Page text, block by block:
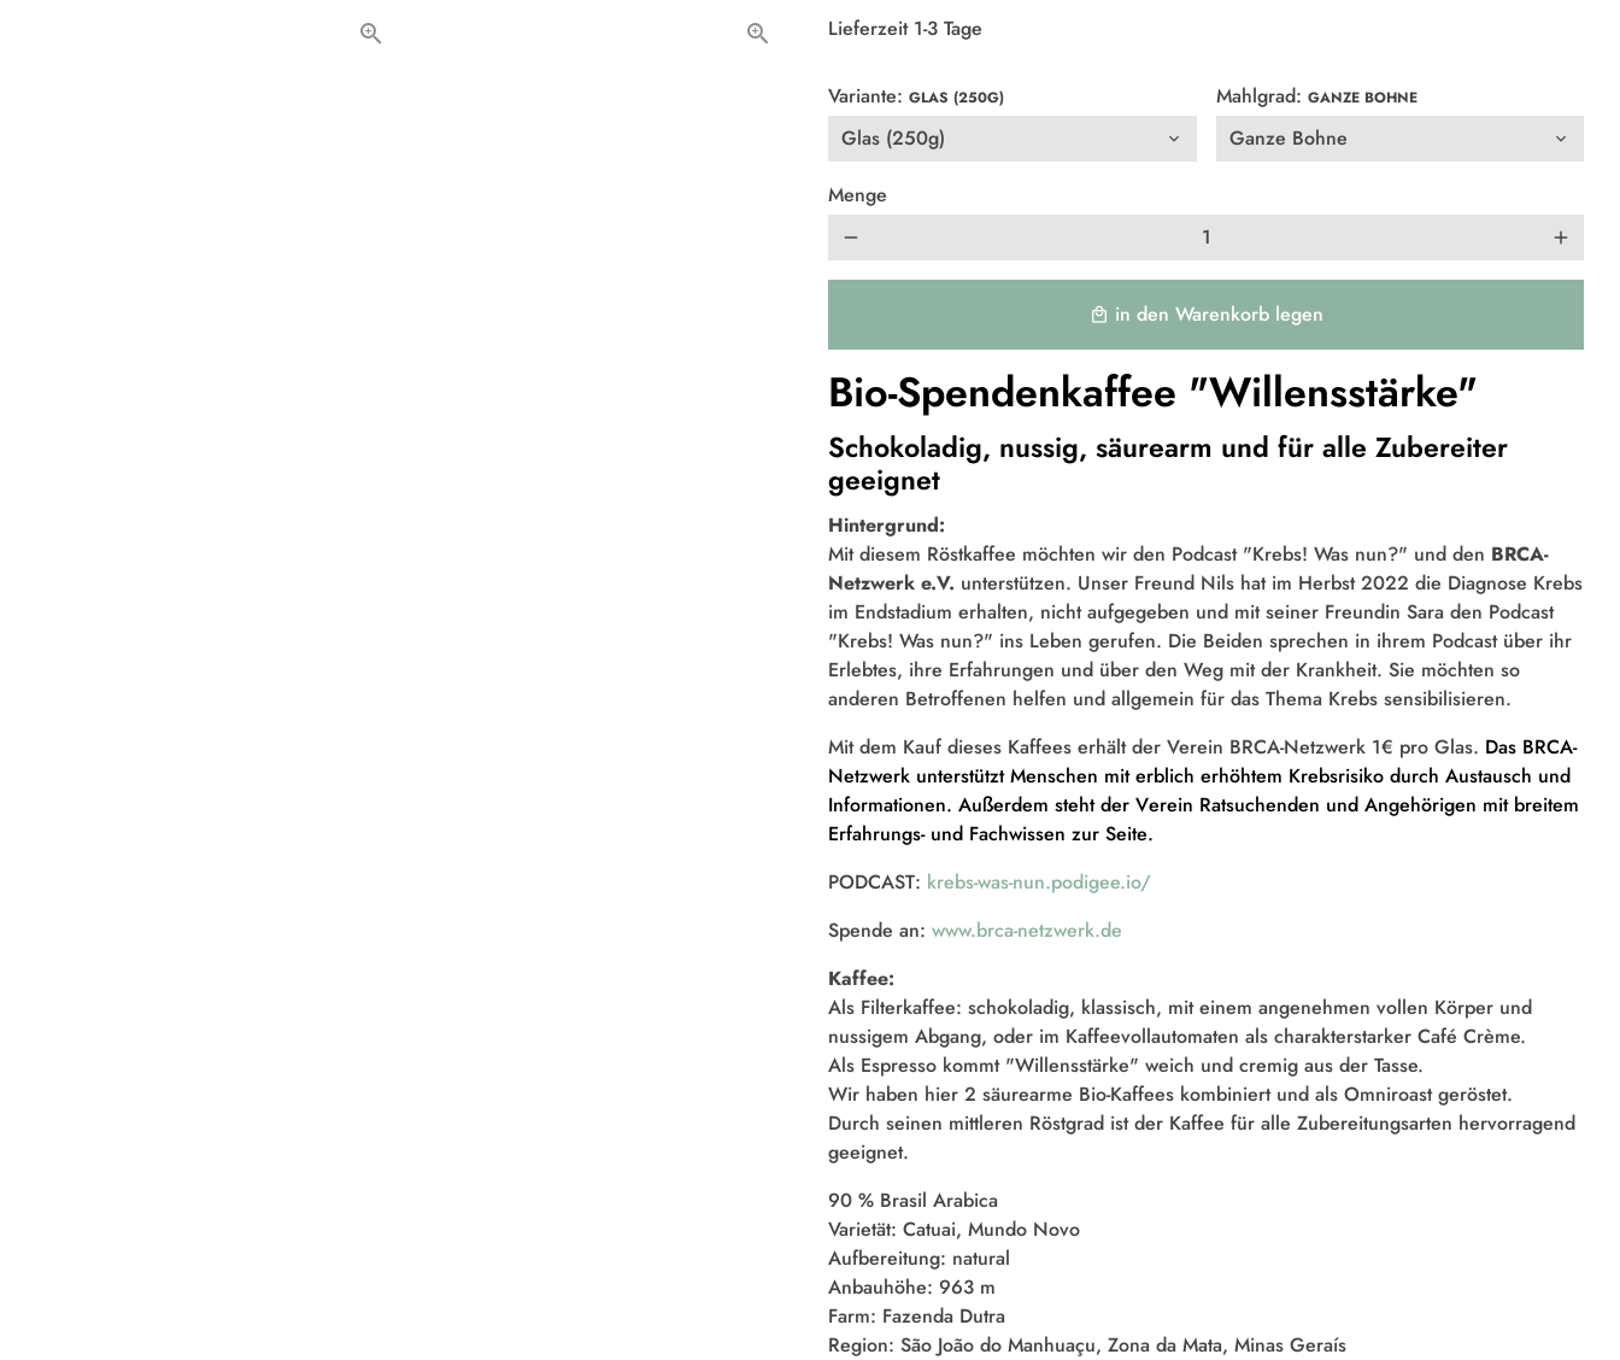
Lieferzeit 1-3 Tage
Variante: GLAS (250G) Mahlgrad: GANZE BOHNE
Menge
remove add
local_mall in den Warenkorb legen
Bio-Spendenkaffee "Willensstärke"
Schokoladig, nussig, säurearm und für alle Zubereiter
geeignet
Hintergrund:
Mit diesem Röstkaffee möchten wir den Podcast "Krebs! Was nun?" und den BRCA-
Netzwerk e.V. unterstützen. Unser Freund Nils hat im Herbst 2022 die Diagnose Krebs
im Endstadium erhalten, nicht aufgegeben und mit seiner Freundin Sara den Podcast
"Krebs! Was nun?" ins Leben gerufen. Die Beiden sprechen in ihrem Podcast über ihr
Erlebtes, ihre Erfahrungen und über den Weg mit der Krankheit. Sie möchten so
anderen Betroffenen helfen und allgemein für das Thema Krebs sensibilisieren.
Mit dem Kauf dieses Kaffees erhält der Verein BRCA-Netzwerk 1€ pro Glas. Das BRCA-
Netzwerk unterstützt Menschen mit erblich erhöhtem Krebsrisiko durch Austausch und
Informationen. Außerdem steht der Verein Ratsuchenden und Angehörigen mit breitem
Erfahrungs- und Fachwissen zur Seite.
PODCAST: krebs-was-nun.podigee.io/
Spende an: www.brca-netzwerk.de
Kaffee:
Als Filterkaffee: schokoladig, klassisch, mit einem angenehmen vollen Körper und
nussigem Abgang, oder im Kaffeevollautomaten als charakterstarker Café Crème.
Als Espresso kommt "Willensstärke" weich und cremig aus der Tasse.
Wir haben hier 2 säurearme Bio-Kaffees kombiniert und als Omniroast geröstet.
Durch seinen mittleren Röstgrad ist der Kaffee für alle Zubereitungsarten hervorragend
geeignet.
90 % Brasil Arabica
Varietät: Catuai, Mundo Novo
Aufbereitung: natural
Anbauhöhe: 963 m
Farm: Fazenda Dutra
Region: São João do Manhuaçu, Zona da Mata, Minas Geraís